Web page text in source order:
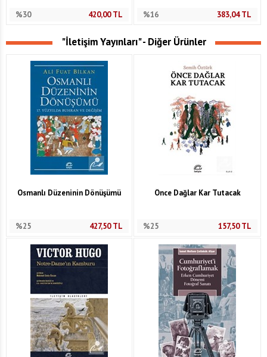
%30 420,00TL %16 383,04TL
"İletişim Yayınları" - Diğer Ürünler
Osmanlı Düzeninin Dönüşümü
%25 427,50TL
Önce Dağlar Kar Tutacak
%25 157,50TL